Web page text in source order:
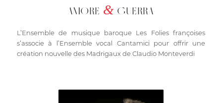
AMORE & GUERRA
L’Ensemble de musique baroque Les Folies françoises
s’associe à l’Ensemble vocal Cantamici pour offrir une
création nouvelle des Madrigaux de Claudio Monteverdi